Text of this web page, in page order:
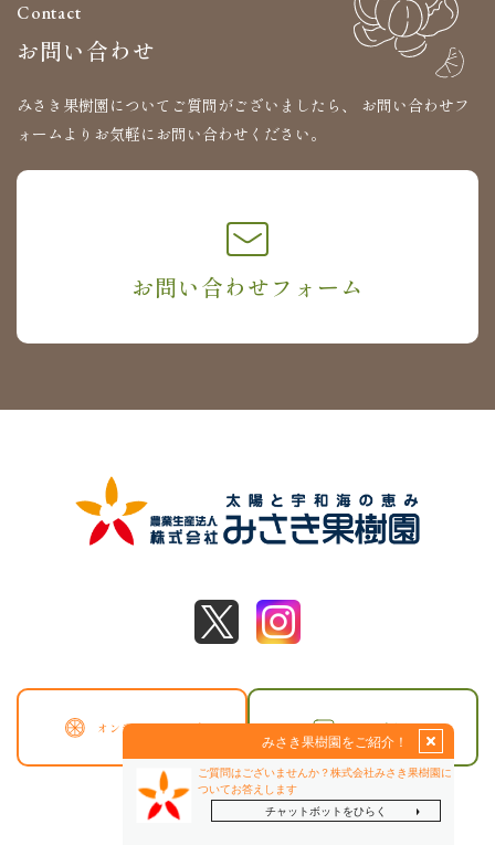
Contact
お問い合わせ
みさき果樹園についてご質問がございましたら、 お問い合わせフ
ォームよりお気軽にお問い合わせください。
お問い合わせフォーム
オンラインショップ お問い合わせ
© 2024 株式会社みさき果樹園